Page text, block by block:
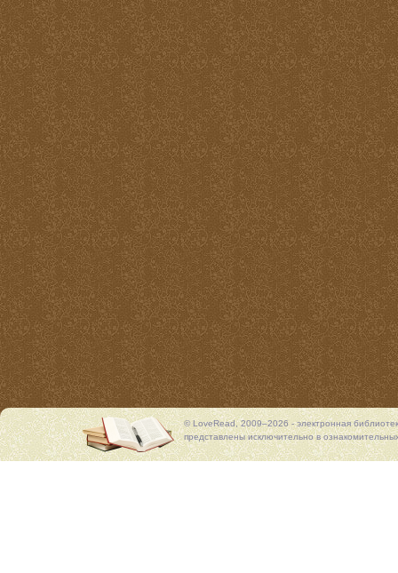
© LoveRead, 2009–2026 - электронная
представлены исключительно в